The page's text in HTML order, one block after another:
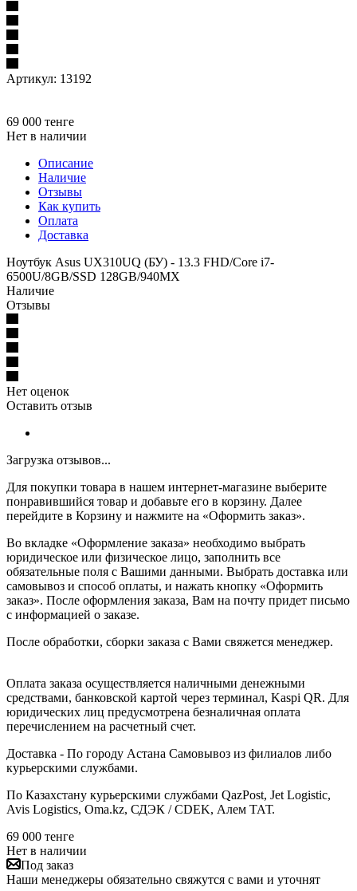
Артикул: 13192
69 000 тенге
Нет в наличии
Описание
Наличие
Отзывы
Как купить
Оплата
Доставка
Ноутбук Asus UX310UQ (БУ) - 13.3 FHD/Core i7-
6500U/8GB/SSD 128GB/940MX
Наличие
Отзывы
Нет оценок
Оставить отзыв
Загрузка отзывов...
Для покупки товара в нашем интернет-магазине выберите
понравившийся товар и добавьте его в корзину. Далее
перейдите в Корзину и нажмите на «Оформить заказ».
Во вкладке «Оформление заказа» необходимо выбрать
юридическое или физическое лицо, заполнить все
обязательные поля с Вашими данными. Выбрать доставка или
самовывоз и способ оплаты, и нажать кнопку «Оформить
заказ». После оформления заказа, Вам на почту придет письмо
с информацией о заказе.
После обработки, сборки заказа с Вами свяжется менеджер.
Оплата заказа осуществляется наличными денежными
средствами, банковской картой через терминал, Kaspi QR. Для
юридических лиц предусмотрена безналичная оплата
перечислением на расчетный счет.
Доставка - По городу Астана Самовывоз из филиалов либо
курьерскими службами.
По Казахстану курьерскими службами QazPost, Jet Logistic,
Avis Logistics, Oma.kz, СДЭК / CDEK, Алем ТАТ.
69 000 тенге
Нет в наличии
Под заказ
Наши менеджеры обязательно свяжутся с вами и уточнят